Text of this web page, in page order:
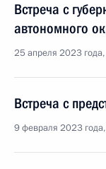
Встреча с
автономного
25 апреля 2023
Встреча с
9 февраля 2023